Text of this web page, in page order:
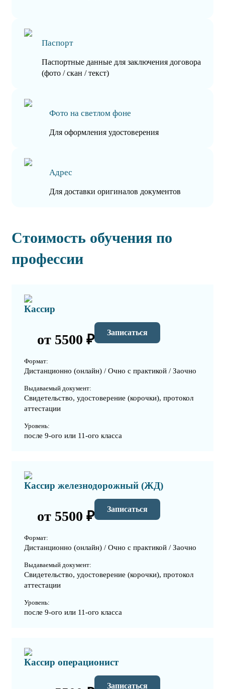
Паспорт
Паспортные данные для заключения договора
(фото / скан / текст)
Фото на светлом фоне
Для оформления удостоверения
Адрес
Для доставки оригиналов документов
Стоимость обучения по
профессии
Кассир
от 5500 ₽ Записаться
Формат:
Дистанционно (онлайн) / Очно с практикой / Заочно
Выдаваемый документ:
Свидетельство, удостоверение (корочки), протокол
аттестации
Уровень:
после 9-ого или 11-ого класса
Кассир железнодорожный (ЖД)
от 5500 ₽ Записаться
Формат:
Дистанционно (онлайн) / Очно с практикой / Заочно
Выдаваемый документ:
Свидетельство, удостоверение (корочки), протокол
аттестации
Уровень:
после 9-ого или 11-ого класса
Кассир операционист
Записаться